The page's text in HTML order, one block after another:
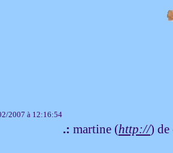
2007 à 12:16:54
.: martine (http://) de